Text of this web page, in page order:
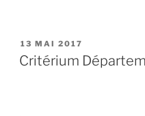
PUBLIÉ
LE
13 MAI 2017
Critérium